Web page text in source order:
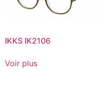
IKKS IK2106
Voir plus